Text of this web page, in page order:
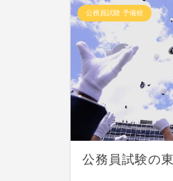
公務員試験 予備校
公務員試験の